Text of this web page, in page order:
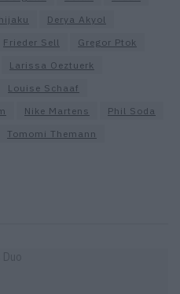
Derya Akyol
Frieder Sell
Gregor Ptok
Larissa Oeztuerk
Louise Schaaf
Nike Martens
Phil Soda
Tomomi Themann